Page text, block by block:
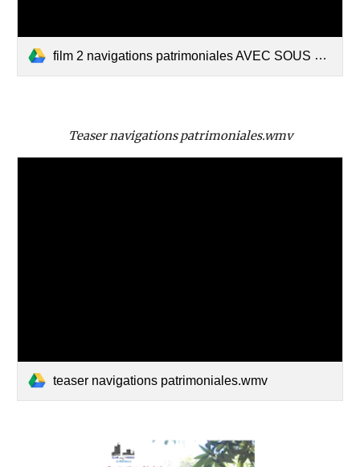
film 2 navigations patrimoniales AVEC SOUS TITRES - Nouveau.wmv
Teaser navigations patrimoniales.wmv
teaser navigations patrimoniales.wmv